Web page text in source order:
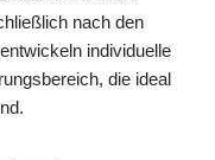
nach den
individuelle
die ideal